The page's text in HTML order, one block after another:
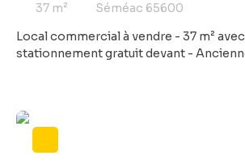
37 m²
Séméac 65600
Local commercial à vendre - 37 m²
stationnement gratuit devant -
Agent commercial COFIM Partenaires -
(EI) - Tél. : 06 85 40 70 96 - RSAC
Plus d'informations sur www. cofim-